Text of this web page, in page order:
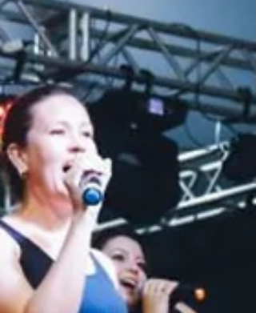
Tibagianas podem se inscrever até o dia 10 de
janeiro de 202; além da rainha, serão eleitas a
primeira e segunda princesas que serão...